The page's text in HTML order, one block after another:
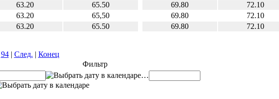
63.20 65.50 69.80
72.10
63.20 65,50 69.80
72.10
63.20 65.50 69.80 72.10
94| След. | Конец
Фильтр
…